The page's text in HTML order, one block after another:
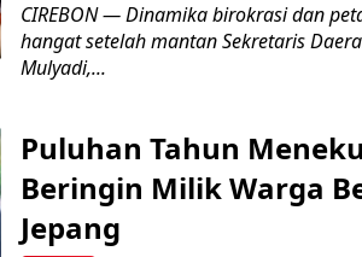
CIREBON — Dinamika birokrasi dan
hangat setelah mantan Sekretaris
Mulyadi,...
Puluhan Tahun
Beringin Milik Warga
Jepang